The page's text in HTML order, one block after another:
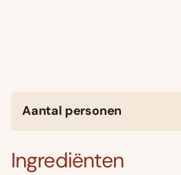
Aantal personen
Ingrediënten